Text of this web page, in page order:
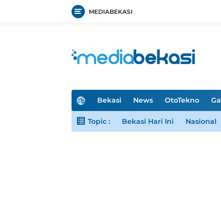
MEDIABEKASI
H
m
Bekasi News OtoTekno
Topic : Bekasi Hari Ini Nasional